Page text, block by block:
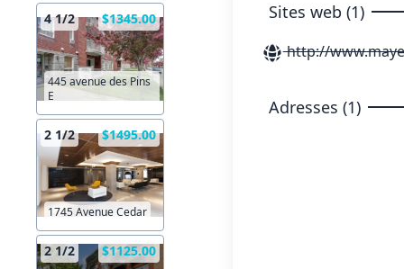
4 1/2 $1345.00
445 avenue des Pins
E
2 1/2 $1495.00
1745 Avenue Cedar
2 1/2 $1125.00
Sites web (1)
http://
Adresses (1)